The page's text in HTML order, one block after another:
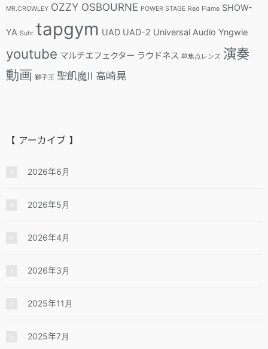
MR.CROWLEY OZZY OSBOURNE POWER STAGE Red Flame SHOW-
YA Suhr tapgym UAD UAD-2 Universal Audio Yngwie
youtube マルチエフェクター ラウドネス 単焦点レンズ 演奏
動画 獅子王 聖飢魔II 高崎晃
【 アーカイブ 】
2026年6月
2026年5月
2026年4月
2026年3月
2025年11月
2025年7月